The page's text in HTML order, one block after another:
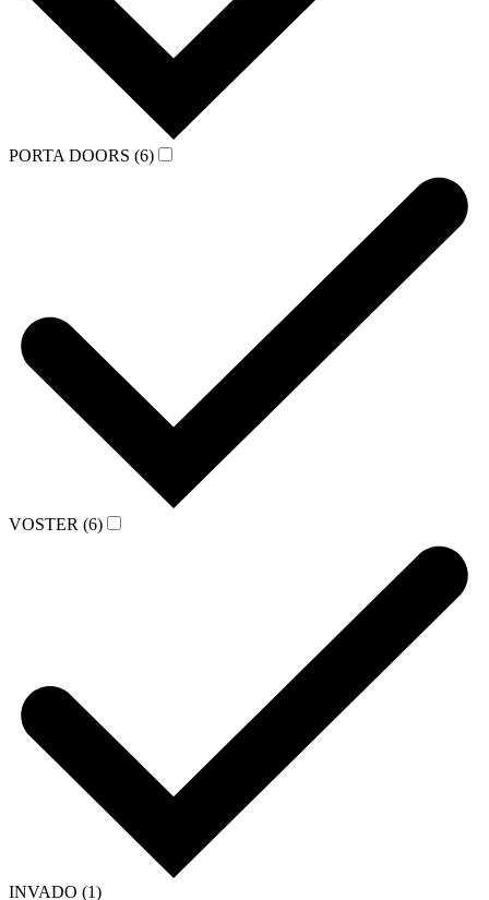
PORTA DOORS (6)
VOSTER (6)
INVADO (1)